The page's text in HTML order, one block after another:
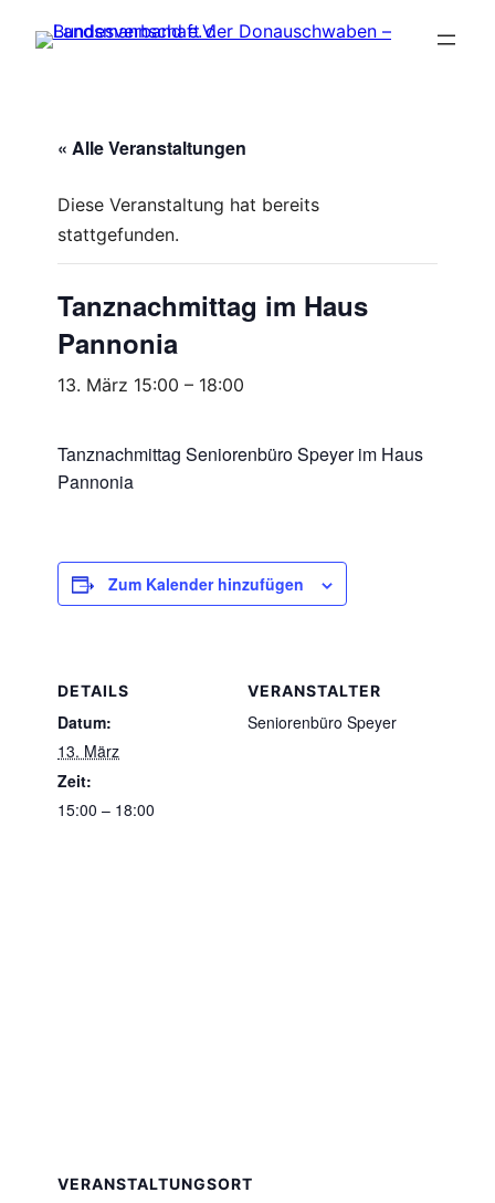
« Alle Veranstaltungen
Diese Veranstaltung hat bereits
stattgefunden.
Tanznachmittag im Haus
Pannonia
13. März 15:00 – 18:00
Tanznachmittag Seniorenbüro Speyer im Haus
Pannonia
Zum Kalender hinzufügen
DETAILS
Datum:
13. März
Zeit:
15:00 – 18:00
VERANSTALTER
Seniorenbüro Speyer
VERANSTALTUNGSORT